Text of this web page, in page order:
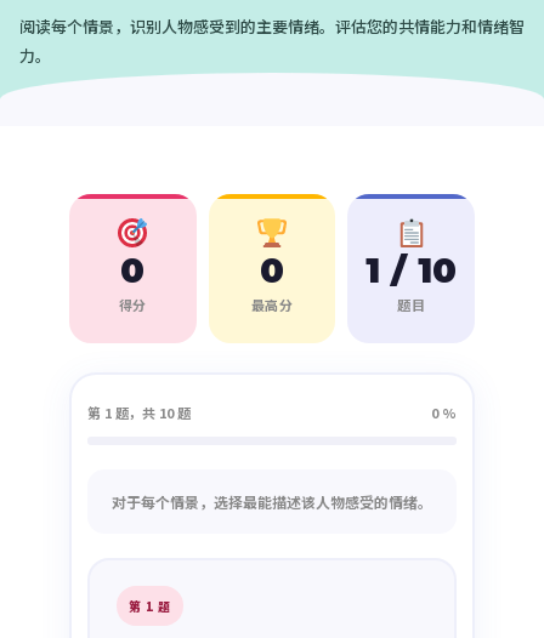
阅读每个情景，识别人物感受到的主要情绪。评估您的共情能力和情绪智
力。
0
得分
0
最高分
1 / 10
题目
第 1 题，共 10 题 0 %
对于每个情景，选择最能描述该人物感受的情绪。
第 1 题